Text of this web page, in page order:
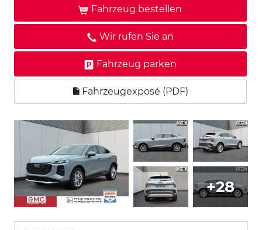
Fahrzeug bestellen
Wir rufen Sie an
Fahrzeug parken
Fahrzeugexposé (PDF)
+28